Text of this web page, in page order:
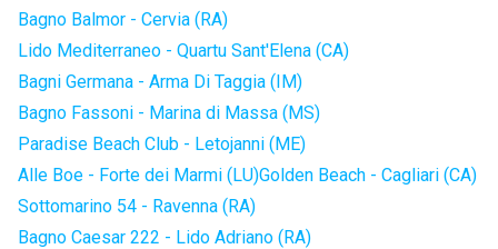
Bagno Balmor - Cervia (RA)
Lido Mediterraneo - Quartu Sant'Elena (CA)
Bagni Germana - Arma Di Taggia (IM)
Bagno Fassoni - Marina di Massa (MS)
Paradise Beach Club - Letojanni (ME)
Alle Boe - Forte dei Marmi (LU)Golden Beach - Cagliari (CA)
Sottomarino 54 - Ravenna (RA)
Bagno Caesar 222 - Lido Adriano (RA)